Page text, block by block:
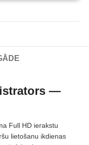
—
Full HD ierakstu
lietošanu ikdienas